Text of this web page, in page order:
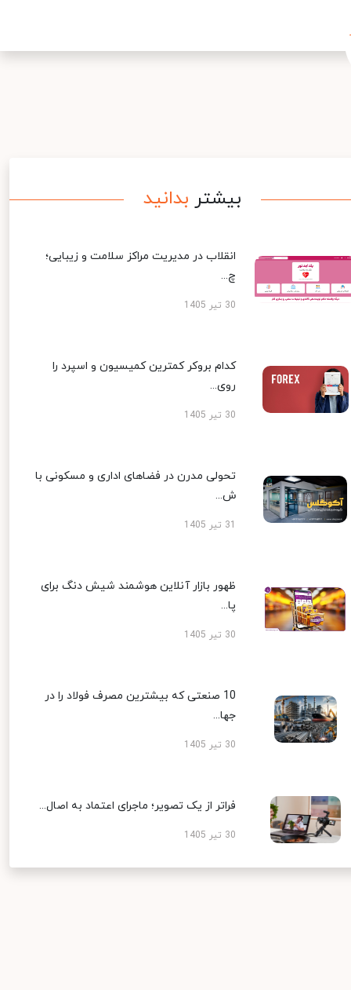
بیشتر بدانید
انقلاب در مدیریت مراکز سلامت و زیبایی؛
چ...
30 تیر 1405
کدام بروکر کمترین کمیسیون و اسپرد را
روی...
30 تیر 1405
تحولی مدرن در فضاهای اداری و مسکونی با
ش...
ظهور بازار آنلاین هوشمند شیش دنگ برای
پا...
30 تیر 1405
10 صنعتی که بیشترین مصرف فولاد را در
جها...
30 تیر 1405
فراتر از یک تصویر؛ ماجرای اعتماد به اصال...
30 تیر 1405